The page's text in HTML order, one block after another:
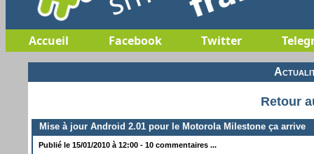
Accueil Facebook Twitter
Retour
Mise à jour Android 2.01 pour le Motorola Milestone ça arrive
Publié le 15/01/2010 à 12:00 - 10 commentaires ...